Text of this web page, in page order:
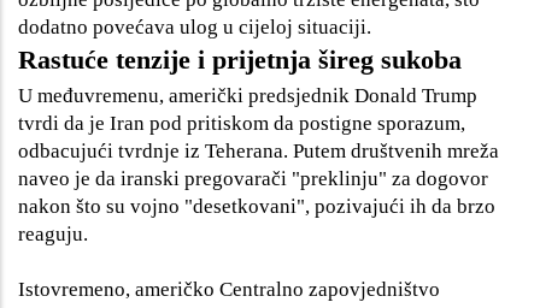
dodatno povećava ulog u cijeloj situaciji.
Rastuće tenzije i prijetnja šireg sukoba
U međuvremenu, američki predsjednik Donald Trump
tvrdi da je Iran pod pritiskom da postigne sporazum,
odbacujući tvrdnje iz Teherana. Putem društvenih mreža
naveo je da iranski pregovarači "preklinju" za dogovor
nakon što su vojno "desetkovani", pozivajući ih da brzo
reaguju.
Istovremeno, američko Centralno zapovjedništvo